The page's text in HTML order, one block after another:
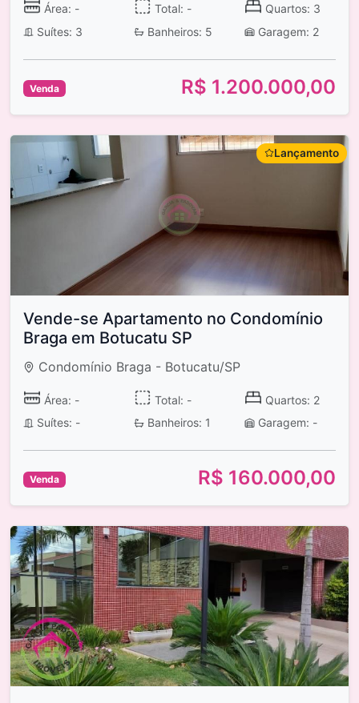
Área: - Total: -
Quartos: 3
Suítes: 3
Banheiros: 5 Garagem: 2
Venda R$ 1.200.000,00
Lançamento
Vende-se Apartamento no Condomínio
Braga em Botucatu SP
Condomínio Braga - Botucatu/SP
Área: - Total: -
Quartos: 2
Suítes: -
Banheiros: 1 Garagem: -
Venda R$ 160.000,00